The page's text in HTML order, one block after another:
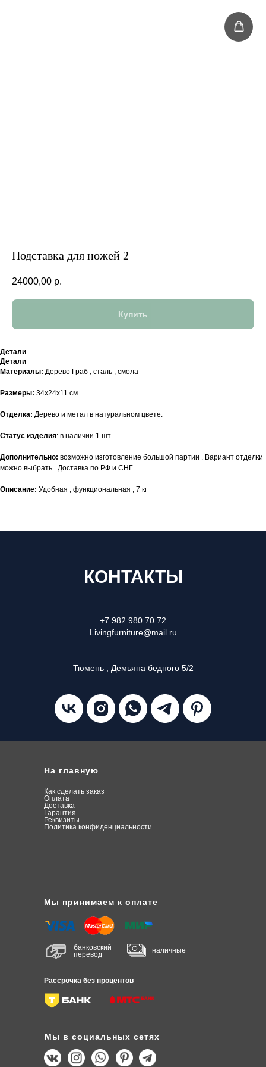
Подставка для ножей 2
24000,00 р.
Купить
Детали
Детали
Материалы: Дерево Граб , сталь , смола
Размеры: 34х24х11 см
Отделка: Дерево и метал в натуральном цвете.
Статус изделия: в наличии 1 шт .
Дополнительно: возможно изготовление большой партии . Вариант отделки
можно выбрать . Доставка по РФ и СНГ.
Описание: Удобная , функциональная , 7 кг
КОНТАКТЫ
+7 982 980 70 72
Livingfurniture@mail.ru
Тюмень , Демьяна бедного 5/2
На главную
Как сделать заказ
Оплата
Доставка
Гарантия
Реквизиты
Политика конфиденциальности
Мы принимаем к оплате
Мы в социальных сетях
Рассрочка без процентов
банковский
перевод
наличные